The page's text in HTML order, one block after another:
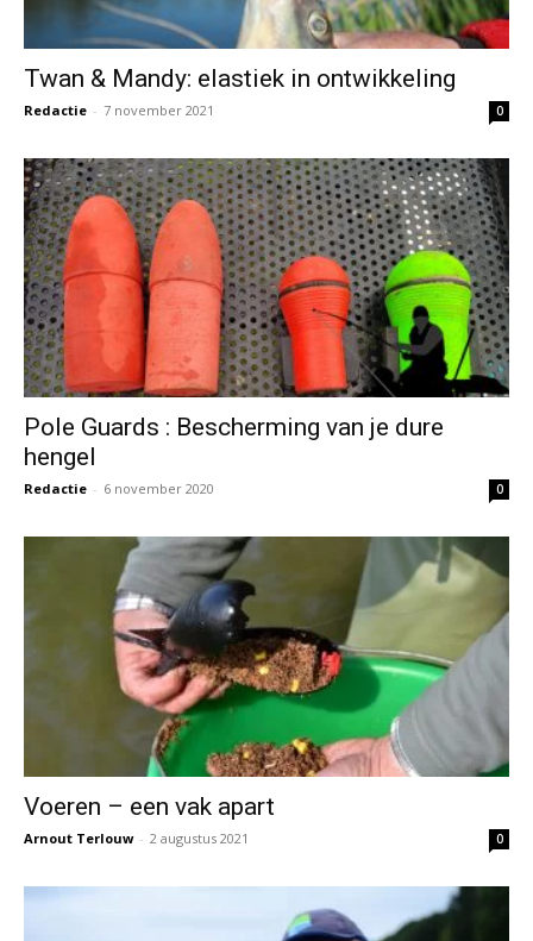
Twan & Mandy: elastiek in ontwikkeling
Redactie - 7 november 2021 0
Pole Guards : Bescherming van je dure
hengel
Redactie - 6 november 2020 0
Voeren – een vak apart
Arnout Terlouw - 2 augustus 2021 0